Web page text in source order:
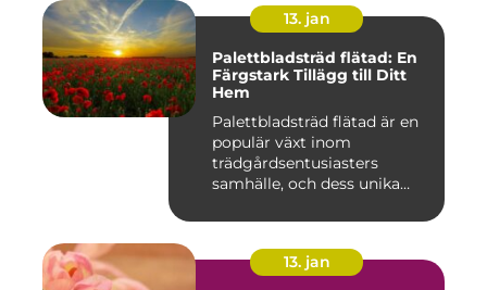
13. jan
Palettbladsträd flätad: En
Färgstark Tillägg till Ditt
Hem
Palettbladsträd flätad är en
populär växt inom
trädgårdsentusiasters
samhälle, och dess unika
13. jan